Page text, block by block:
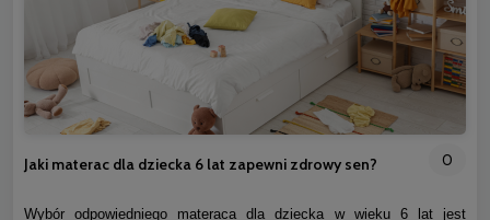
Jaki materac dla dziecka 6 lat zapewni zdrowy sen? 0
Wybór odpowiedniego materaca dla dziecka w wieku 6 lat jest